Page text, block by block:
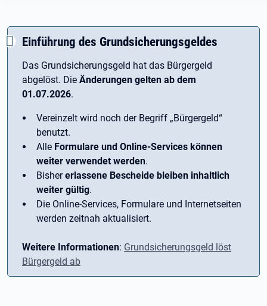
Einführung des Grundsicherungsgeldes
Das Grundsicherungsgeld hat das Bürgergeld
abgelöst. Die Änderungen gelten ab dem
01.07.2026.
Vereinzelt wird noch der Begriff ­„Bürgergeld“
benutzt.
Alle Formulare und Online-Services können
weiter verwendet werden.
Bishererlassene Bescheide bleiben inhaltlich
weiter gültig.
Die Online-Services, Formulare und Internetseiten
werden zeitnah aktualisiert.
Weitere Informationen: Grundsicherungsgeld löst
Bürgergeld ab